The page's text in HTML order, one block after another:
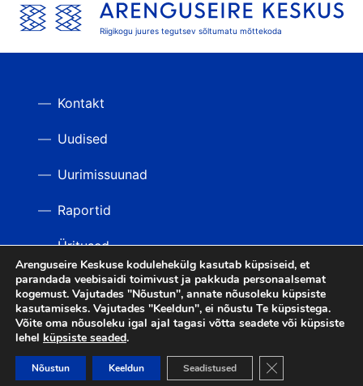
Riigikogu juures tegutsev sõltumatu mõttekoda
LIITU UUDISKIRJAGA
TAGASI ÜLES
Kontakt
Uudised
Uurimissuunad
Raportid
Üritused
Videod
Arenguseire Keskuse kodulehekülg kasutab küpsiseid, et
parandada veebisaidi toimivust ja pakkuda personaalsemat
kogemust. Vajutades "Nõustun", annate nõusoleku küpsiste
kasutamiseks. Vajutades "Keeldun", ei nõustu Te küpsistega.
Võite oma nõusoleku igal ajal tagasi võtta seadete või küpsiste
lehel küpsiste seaded.
Nõustun Keeldun Seadistused Close GDPR